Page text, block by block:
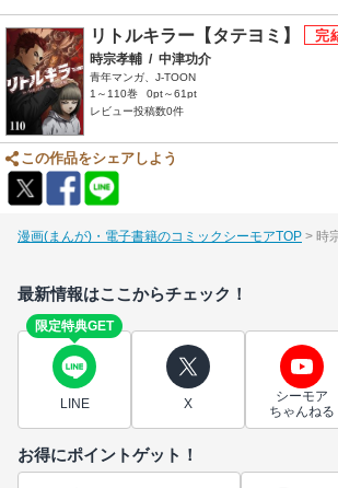
リトルキラー【タテヨミ】
時宗孝輔 / 中津功介
青年マンガ、J-TOON
1～110巻
0pt～61pt
レビュー投稿数0件
この作品をシェアしよう
漫画(まんが)・電子書籍のコミックシーモアTOP 時
最新情報はここからチェック！
限定特典GET
LINE X
シーモア
ちゃんねる
お得にポイントゲット！